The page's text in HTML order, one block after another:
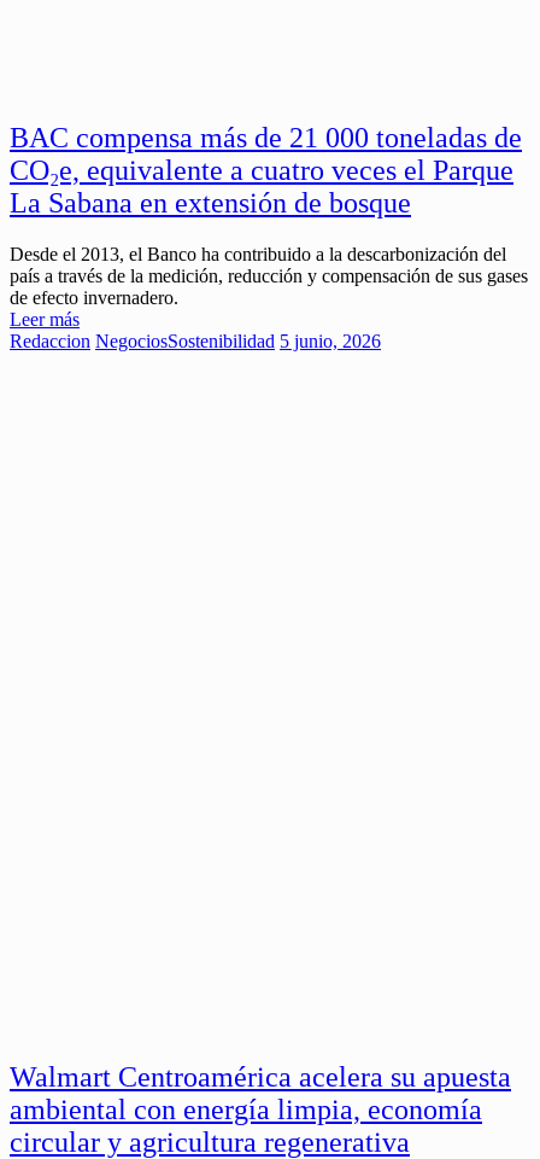
BAC compensa más de 21 000 toneladas de
CO₂e, equivalente a cuatro veces el Parque
La Sabana en extensión de bosque
Desde el 2013, el Banco ha contribuido a la descarbonización del
país a través de la medición, reducción y compensación de sus gases
de efecto invernadero.
Leer más
Redaccion NegociosSostenibilidad 5 junio, 2026
Walmart Centroamérica acelera su apuesta
ambiental con energía limpia, economía
circular y agricultura regenerativa